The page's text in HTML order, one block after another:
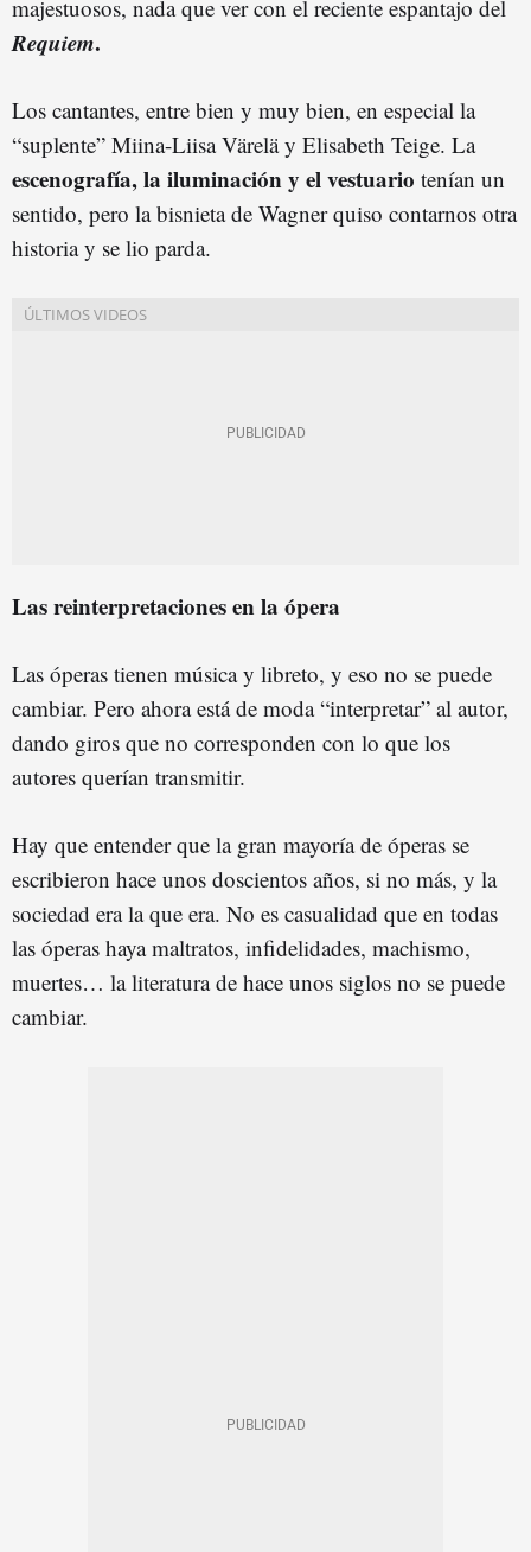
majestuosos, nada que ver con el reciente espantajo del
Requiem.
Los cantantes, entre bien y muy bien, en especial la
“suplente” Miina-Liisa Värelä y Elisabeth Teige. La
escenografía, la iluminación y el vestuario tenían un
sentido, pero la bisnieta de Wagner quiso contarnos otra
historia y se lio parda.
Las reinterpretaciones en la ópera
Las óperas tienen música y libreto, y eso no se puede
cambiar. Pero ahora está de moda “interpretar” al autor,
dando giros que no corresponden con lo que los
autores querían transmitir.
Hay que entender que la gran mayoría de óperas se
escribieron hace unos doscientos años, si no más, y la
sociedad era la que era. No es casualidad que en todas
las óperas haya maltratos, infidelidades, machismo,
muertes… la literatura de hace unos siglos no se puede
cambiar.